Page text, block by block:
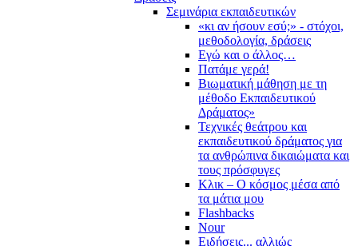
Σεμινάρια εκπαιδευτικών
«κι αν ήσουν εσύ;» - στόχοι,
μεθοδολογία, δράσεις
Εγώ και ο άλλος…
Πατάμε γερά!
Βιωματική μάθηση με τη
μέθοδο Εκπαιδευτικού
Δράματος»
Τεχνικές θεάτρου και
εκπαιδευτικού δράματος για
τα ανθρώπινα δικαιώματα και
τους πρόσφυγες
Κλικ – Ο κόσμος μέσα από
τα μάτια μου
Flashbacks
Nour
Ειδήσεις... αλλιώς